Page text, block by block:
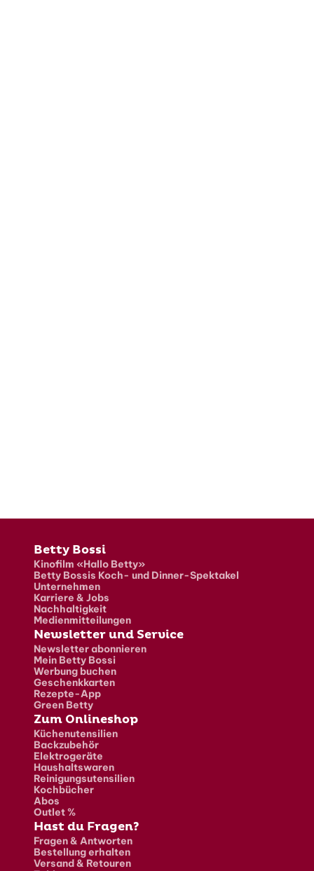
Fusszeile
Betty Bossi
Kinofilm «Hallo Betty»
Betty Bossis Koch- und Dinner-Spektakel
Unternehmen
Karriere & Jobs
Nachhaltigkeit
Medienmitteilungen
Newsletter und Service
Newsletter abonnieren
Mein Betty Bossi
Werbung buchen
Geschenkkarten
Rezepte-App
Green Betty
Zum Onlineshop
Küchenutensilien
Backzubehör
Elektrogeräte
Haushaltswaren
Reinigungsutensilien
Kochbücher
Abos
Outlet %
Hast du Fragen?
Fragen & Antworten
Bestellung erhalten
Versand & Retouren